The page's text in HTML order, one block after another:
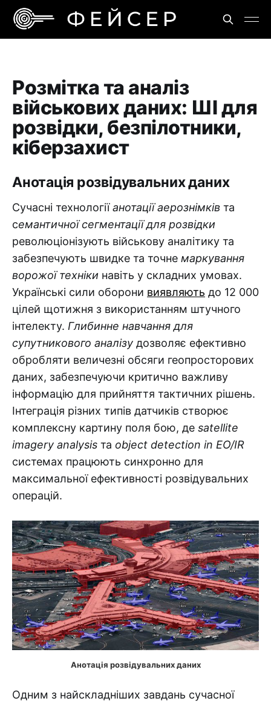
Розмітка та аналіз
військових даних: ШІ для
розвідки, безпілотники,
кіберзахист
Анотація розвідувальних даних
Сучасні технологіїанотації аерознімків та
семантичної сегментації для розвідки
революціонізують військову аналітику та
забезпечують швидке та точне маркування
ворожої техніки навіть у складних умовах.
Українські сили оборони виявляють до 12 000
цілей щотижня з використанням штучного
інтелекту. Глибинне навчання для
супутникового аналізу дозволяє ефективно
обробляти величезні обсяги геопросторових
даних, забезпечуючи критично важливу
інформацію для прийняття тактичних рішень.
Інтеграція різних типів датчиків створює
комплексну картину поля бою, де satellite
imagery analysis та object detection in EO/IR
системах працюють синхронно для
максимальної ефективності розвідувальних
операцій.
Анотація розвідувальних даних
Одним з найскладніших завдань сучасної